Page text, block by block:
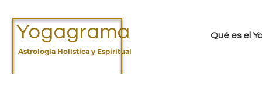
Yogagrama
Astrología Holística y Espiritual
Qué es el